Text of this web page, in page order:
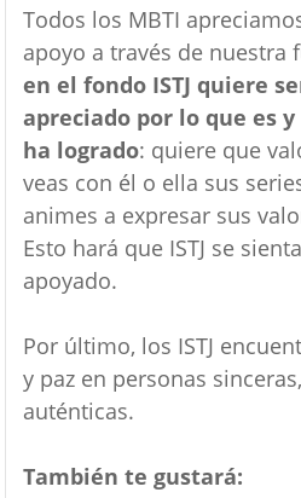
Todos los MBTI
apoyo a través de nuestra
en el fondo ISTJ quiere
apreciado por lo que es
ha logrado: quiere que
veas con él o ella sus
animes a expresar sus
Esto hará que ISTJ se
apoyado.
Por último, los ISTJ
y paz en personas
auténticas.
También te gustará: